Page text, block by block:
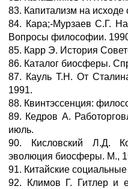
83. Капитализм на исходе
84. Кара;-Мурзаев С.Г.
Вопросы философии.
85. Карр Э. История
86. Каталог биосферы.
87. Кауль Т.Н. От
1991.
88. Квинтэссенция:
89. Кедров А.
июль.
90. Кисловский Л.Д.
эволюция биосферы. М.,
91. Китайские
92. Климов Г. Гитлер и